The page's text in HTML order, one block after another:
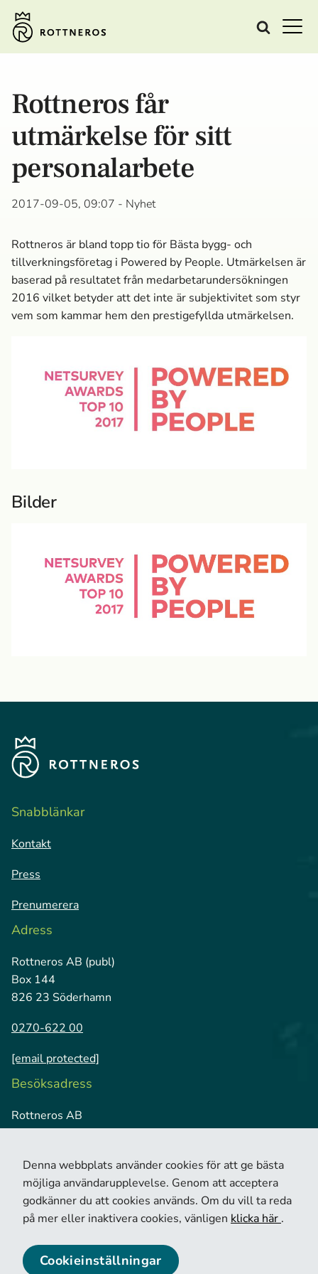
Rottneros får
utmärkelse för sitt
personalarbete
2017-09-05, 09:07 - Nyhet
Rottneros är bland topp tio för Bästa bygg- och
tillverkningsföretag i Powered by People. Utmärkelsen är
baserad på resultatet från medarbetarundersökningen
2016 vilket betyder att det inte är subjektivitet som styr
vem som kammar hem den prestigefyllda utmärkelsen.
Bilder
Snabblänkar
Kontakt
Press
Prenumerera
Adress
Rottneros AB (publ)
Box 144
826 23 Söderhamn
0270-622 00
[email protected]
Besöksadress
Rottneros AB
Vallviks Bruk
© 2026 Copyright Rottneros.
Denna webbplats använder cookies för att ge bästa
möjliga användarupplevelse. Genom att acceptera
godkänner du att cookies används. Om du vill ta reda
på mer eller inaktivera cookies, vänligen klicka här .
Cookieinställningar